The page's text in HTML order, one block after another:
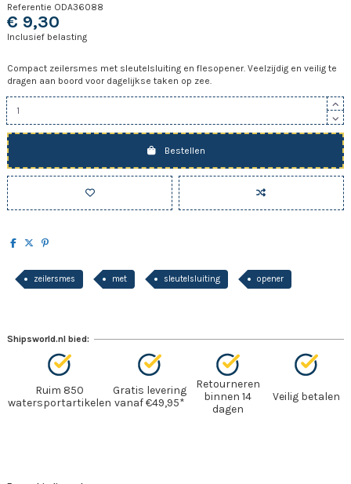
Referentie ODA36088
€ 9,30
Inclusief belasting
Compact zeilersmes met sleutelsluiting en flesopener. Veelzijdig en veilig te
dragen aan boord voor dagelijkse taken op zee.
Bestellen
zeilersmes met sleutelsluiting opener
Shipsworld.nl bied:
Ruim 850
watersportartikelen
Gratis levering
vanaf €49,95*
Retourneren
binnen 14
dagen
Veilig betalen